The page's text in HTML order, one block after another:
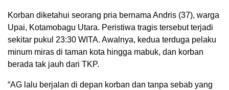
Korban diketahui seorang pria bernama Andris (37), warga
Upai, Kotamobagu Utara. Peristiwa tragis tersebut terjadi
sekitar pukul 23:30 WITA. Awalnya, kedua terduga pelaku
minum miras di taman kota hingga mabuk, dan korban
berada tak jauh dari TKP.
“AG lalu berjalan di depan korban dan tanpa sebab yang